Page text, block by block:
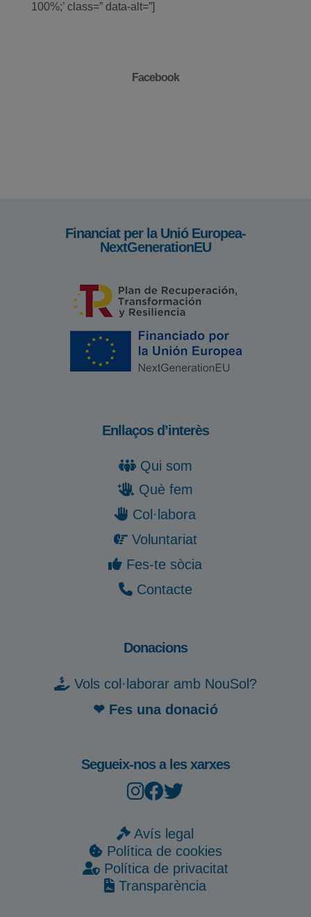
100%;’ class=” data-alt=”]
Facebook
Financiat per la Unió Europea-
NextGenerationEU
Enllaços d’interès
Qui som
Què fem
Col·labora
Voluntariat
Fes-te sòcia
Contacte
Donacions
Vols col·laborar amb NouSol?
❤ Fes una donació
Segueix-nos a les xarxes
Avís legal
Política de cookies
Política de privacitat
Transparència